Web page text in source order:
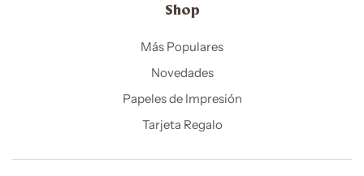
Shop
Más Populares
Novedades
Papeles de Impresión
Tarjeta Regalo